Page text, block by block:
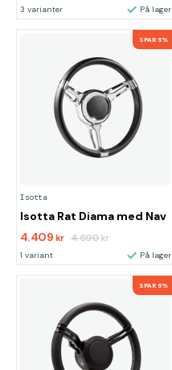
3 varianter På lager
SPAR 6%
Isotta
Isotta Rat Diama med Nav
4.409 kr 4.690kr
1 variant På lager
SPAR 6%